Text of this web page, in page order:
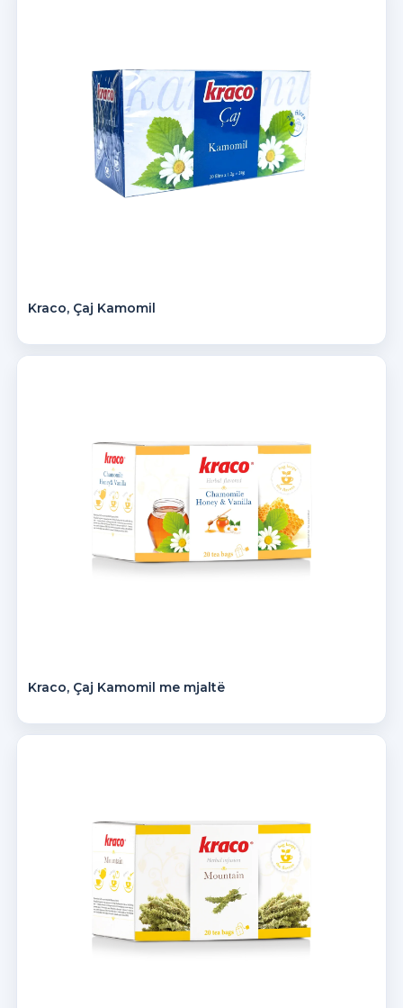
Kraco, Çaj Kamomil
Kraco, Çaj Kamomil me mjaltë